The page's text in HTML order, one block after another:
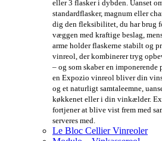
eller 3 flasker i dybden. Uanset
standardflasker, magnum eller
dig den fleksibilitet, du har brug
væggen med kraftige beslag,
arme holder flaskerne stabilt og
vinreol, der kombinerer tryg
– og som skaber en
en Expozio vinreol bliver din
og et naturligt samtaleemne,
køkkenet eller i din vinkælder.
fortjener at blive vist frem med
serveres med.
Le Bloc Cellier Vinreoler